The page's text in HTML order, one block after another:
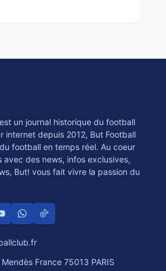
un journal historique du football
internet depuis 2012, But Football
football en temps réel. Au coeur
des news, infos exclusives,
But! vous fait vivre la passion du
France 75013 PARIS